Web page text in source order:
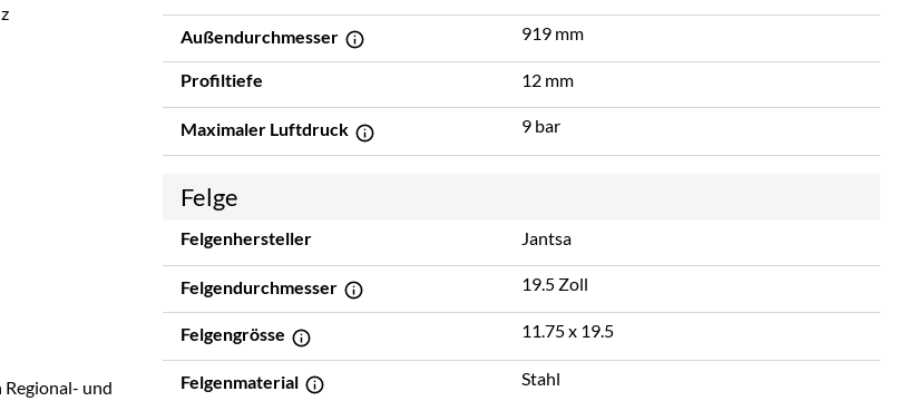
Regional- und
Außendurchmesser 919 mm
Profiltiefe 12 mm
Maximaler Luftdruck 9 bar
Felge
Felgenhersteller Jantsa
Felgendurchmesser 19.5 Zoll
Felgengrösse 11.75 x 19.5
Felgenmaterial Stahl